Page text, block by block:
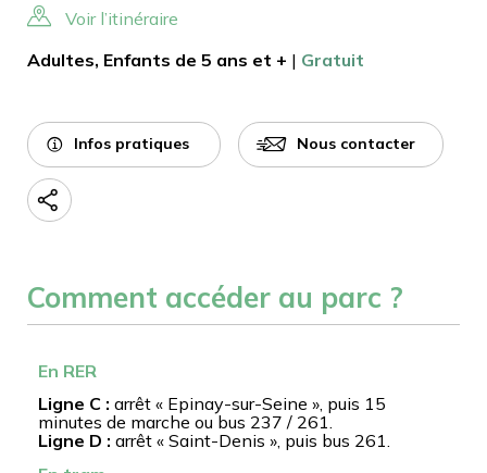
Voir l’itinéraire
Adultes, Enfants de 5 ans et + | Gratuit
Infos pratiques Nous contacter
Comment accéder au parc ?
En RER
Ligne C : arrêt « Epinay-sur-Seine », puis 15
minutes de marche ou bus 237 / 261.
Ligne D : arrêt « Saint-Denis », puis bus 261.